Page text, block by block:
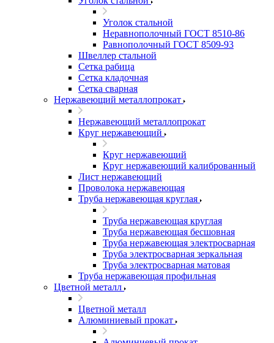
Уголок стальной
Неравнополочный ГОСТ 8510-86
Равнополочный ГОСТ 8509-93
Швеллер стальной
Сетка рабица
Сетка кладочная
Сетка сварная
Нержавеющий металлопрокат
Нержавеющий металлопрокат
Круг нержавеющий
Круг нержавеющий
Круг нержавеющий калиброванный
Лист нержавеющий
Проволока нержавеющая
Труба нержавеющая круглая
Труба нержавеющая круглая
Труба нержавеющая бесшовная
Труба нержавеющая электросварная
Труба электросварная зеркальная
Труба электросварная матовая
Труба нержавеющая профильная
Цветной металл
Цветной металл
Алюминиевый прокат